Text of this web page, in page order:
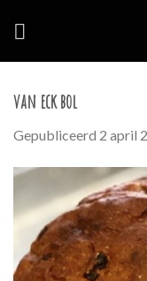
van eck bol
Gepubliceerd 2 april